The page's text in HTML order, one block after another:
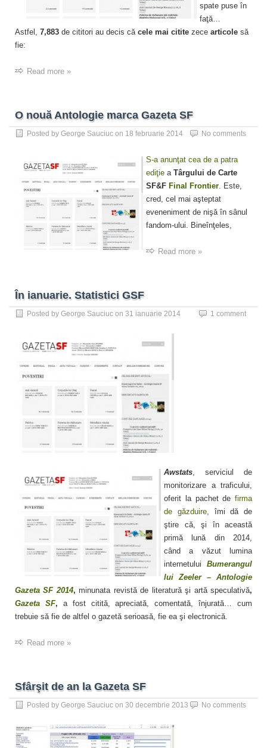
spate puse în
faţă…
Astfel, 7,883 de cititori au decis că cele mai citite zece articole să
fie:
Read more »
O nouă Antologie marca Gazeta SF
Posted by George Sauciuc on 18 februarie 2014 No comments
S-a anunţat cea de a patra
ediţie a Târgului de Carte
SF&F Final Frontier . Este,
cred, cel mai aşteptat
eveneniment de nişă în sânul
fandom-ului. Bineînţeles,
Read more »
În ianuarie. Statistici GSF
Posted by George Sauciuc on 31 ianuarie 2014 1 comment
Awstats, serviciul de
monitorizare a traficului,
oferit la pachet de firma
de găzduire, îmi dă de
ştire că, şi în această
primă lună din 2014,
când a văzut lumina
internetului Bumerangul
lui Zeeler – Antologie
Gazeta SF 2014,minunata revistă de literatură şi artă speculativă,
Gazeta SF, a fost citită, apreciată, comentată, înjurată… cum
trebuie să fie de altfel o gazetă serioasă, fie ea şi electronică.
Read more »
Sfârşit de an la Gazeta SF
Posted by George Sauciuc on 30 decembrie 2013 No comments